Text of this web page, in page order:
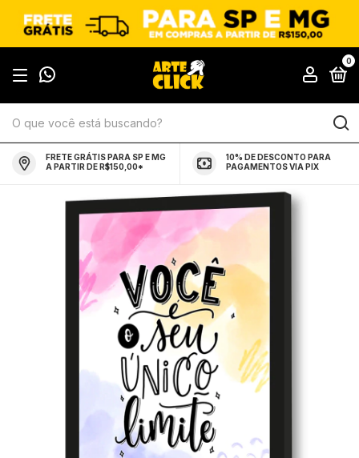
0
FRETE GRÁTIS PARA SP E MG
A PARTIR DE R$150,00*
10% DE DESCONTO PARA
PAGAMENTOS VIA PIX